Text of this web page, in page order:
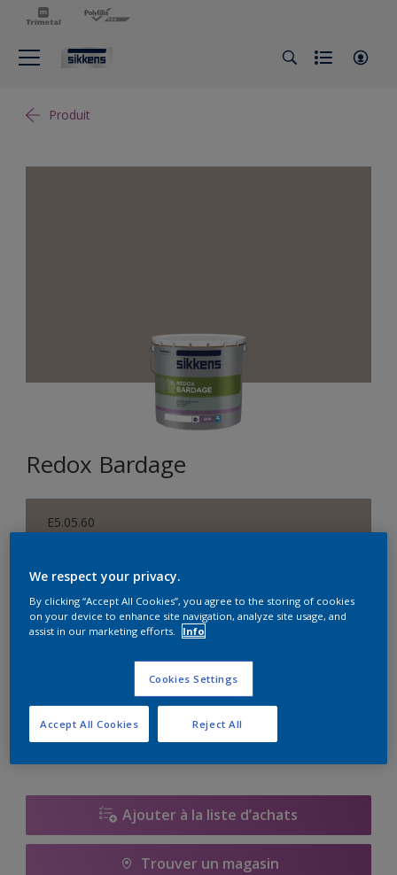
Produit
Redox Bardage
E5.05.60
1 L 5 L 15 L
Ajouter à la liste d’achats
Trouver un magasin
We respect your privacy.
By clicking “Accept All Cookies”, you agree to the storing of cookies
on your device to enhance site navigation, analyze site usage, and
assist in our marketing efforts.
Info
Cookies Settings
Reject All
Accept All Cookies